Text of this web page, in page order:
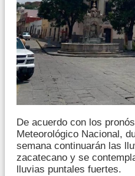
De acuerdo con los
Meteorológico Nacional,
semana continuarán las
zacatecano y se
lluvias puntales fuertes.